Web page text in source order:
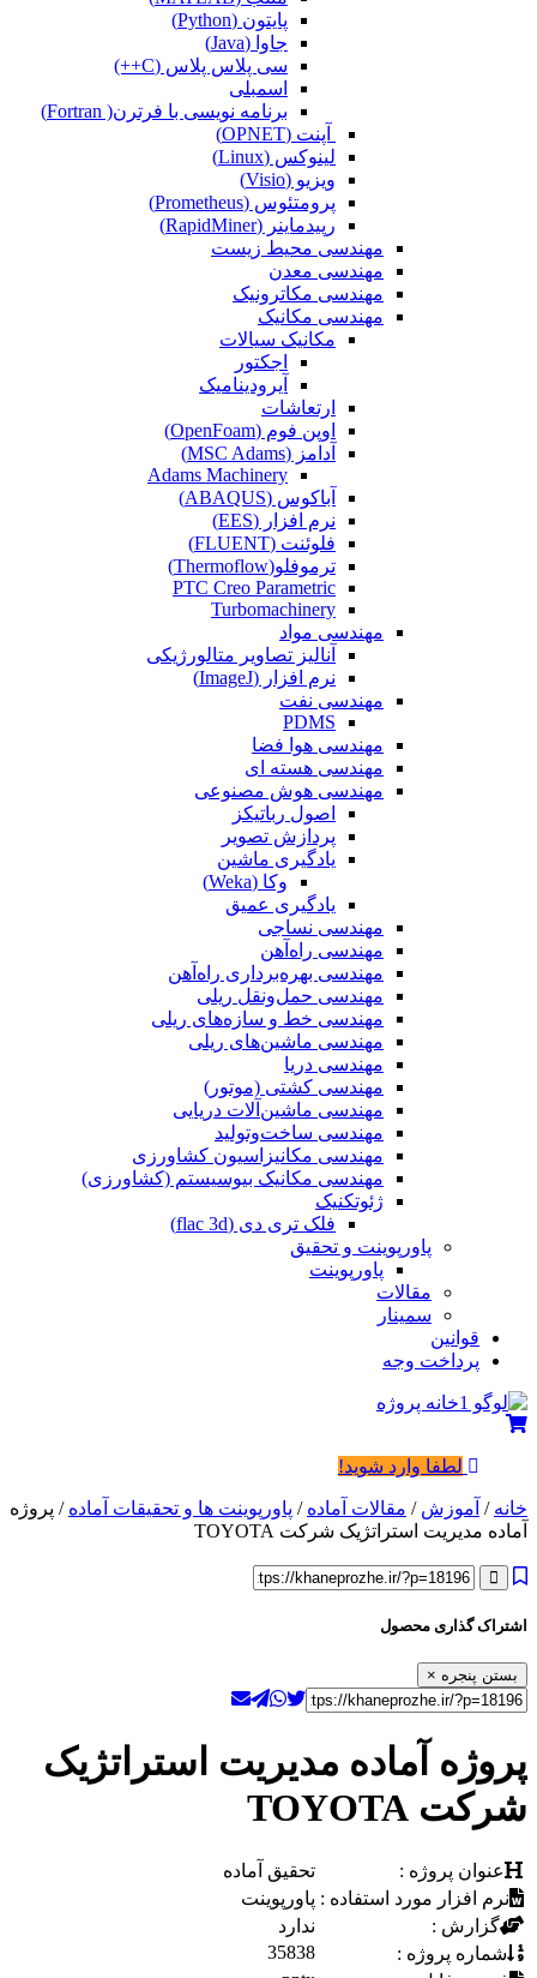
پایتون (Python)
جاوا (Java)
سی پلاس پلاس (C++)
اسمبلی
برنامه نویسی با فرترن( Fortran)
آپنت (OPNET)
لینوکس (Linux)
ویزیو (Visio)
پرومتئوس (Prometheus)
رپیدماینر (RapidMiner)
مهندسی محیط زیست
مهندسی معدن
مهندسی مکاترونیک
مهندسی مکانیک
مکانیک سیالات
اجکتور
آیرودینامیک
ارتعاشات
اوپن فوم (OpenFoam)
آدامز (MSC Adams)
Adams Machinery
آباکوس (ABAQUS)
نرم افزار (EES)
فلوئنت (FLUENT)
ترموفلو(Thermoflow)
PTC Creo Parametric
Turbomachinery
مهندسی مواد
آنالیز تصاویر متالورژیکی
نرم افزار (ImageJ)
مهندسی نفت
PDMS
مهندسی هوا فضا
مهندسی هسته ای
مهندسی هوش مصنوعی
اصول رباتیکز
پردازش تصویر
یادگیری ماشین
وکا (Weka)
یادگیری عمیق
مهندسی نساجی
مهندسی راه‌آهن
مهندسی بهره‌برداری راه‌آهن
مهندسی حمل‌ونقل ریلی
مهندسی خط و سازه‌های ریلی
مهندسی ماشین‌های ریلی
مهندسی دریا
مهندسی کشتی (موتور)
مهندسی ماشین‌آلات دریایی
مهندسی ساخت‌وتولید
مهندسی مکانیزاسیون کشاورزی
مهندسی مکانیک بیوسیستم (کشاورزی)
ژئوتکنیک
فلک تری دی (flac 3d)
پاورپوینت و تحقیق
پاورپوینت
مقالات
سمینار
قوانین
پرداخت وجه
لطفا وارد شوید!
خانه / آموزش / مقالات آماده / پاورپوینت ها و تحقیقات آماده / پروژه
آماده مدیریت استراتژیک شرکت TOYOTA
اشتراک گذاری محصول
بستن پنجره ×
پروژه آماده مدیریت استراتژیک
شرکت TOYOTA
عنوان پروژه :
تحقیق آماده
نرم افزار مورد استفاده : پاورپوینت
گزارش :
ندارد
شماره پروژه :
35838